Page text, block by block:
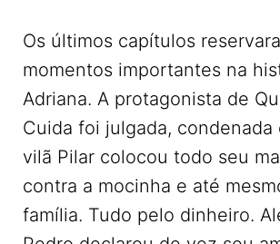
Os últimos capítulos
momentos importantes na
Adriana. A protagonista de
Cuida foi julgada, condenada
vilã Pilar colocou todo seu
contra a mocinha e até
família. Tudo pelo dinheiro.